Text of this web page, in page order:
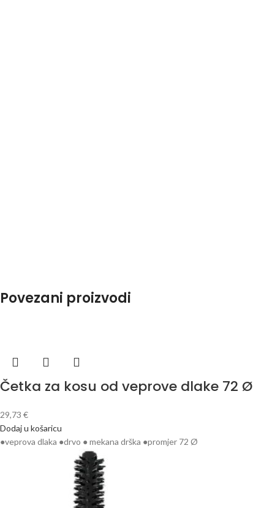
Povezani proizvodi
Četka za kosu od veprove dlake 72 Ø
29,73 €
Dodaj u košaricu
●veprova dlaka ●drvo ● mekana drška ●promjer 72 Ø